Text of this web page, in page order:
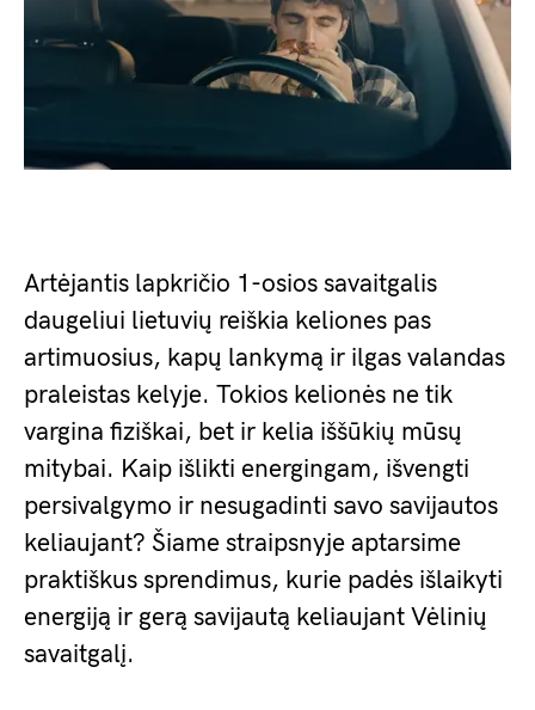
Artėjantis lapkričio 1-osios savaitgalis
daugeliui lietuvių reiškia keliones pas
artimuosius, kapų lankymą ir ilgas valandas
praleistas kelyje. Tokios kelionės ne tik
vargina fiziškai, bet ir kelia iššūkių mūsų
mitybai. Kaip išlikti energingam, išvengti
persivalgymo ir nesugadinti savo savijautos
keliaujant? Šiame straipsnyje aptarsime
praktiškus sprendimus, kurie padės išlaikyti
energiją ir gerą savijautą keliaujant Vėlinių
savaitgalį.